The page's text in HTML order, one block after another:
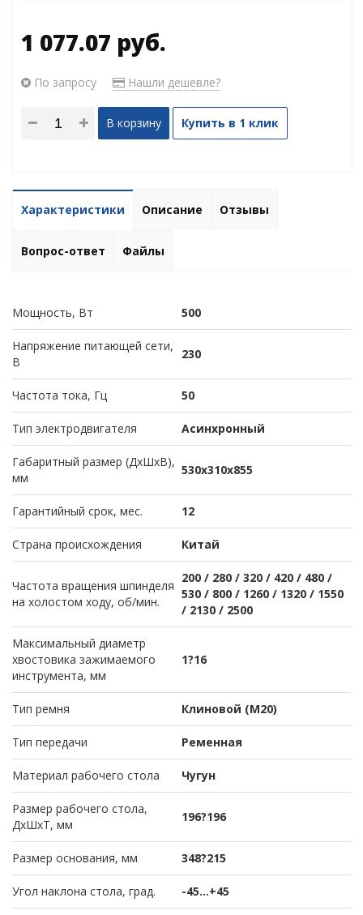
1 077.07 руб.
По запросу Нашли дешевле?
В корзину Купить в 1 клик
Характеристики Описание Отзывы
Вопрос-ответ Файлы
Мощность, Вт 500
Напряжение питающей сети,
В
230
Частота тока, Гц 50
Тип электродвигателя Асинхронный
Габаритный размер (ДхШхВ),
мм
530х310х855
Гарантийный срок, мес. 12
Страна происхождения Китай
Частота вращения шпинделя
на холостом ходу, об/мин.
200 / 280 / 320 / 420 / 480 /
530 / 800 / 1260 / 1320 / 1550
/ 2130 / 2500
Максимальный диаметр
хвостовика зажимаемого
инструмента, мм
1?16
Тип ремня Клиновой (M20)
Тип передачи Ременная
Материал рабочего стола Чугун
Размер рабочего стола,
ДхШхТ, мм
196?196
Размер основания, мм 348?215
Угол наклона стола, град. -45…+45